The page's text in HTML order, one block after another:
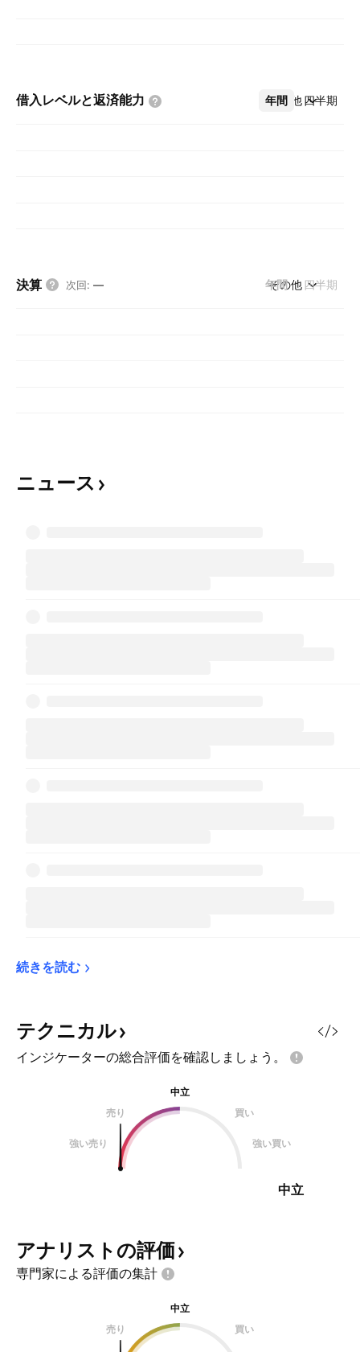
借入レベルと返済能力 年間 四半期
その他
決算 次回: — 年間 四半期
その他
ニュース
続きを読む
テクニカル
インジケーターの総合評価を確認しましょう。
中立
売り
買い
強い売り 強い買い
中立
アナリストの評価
専門家による評価の集計
中立
売り
買い